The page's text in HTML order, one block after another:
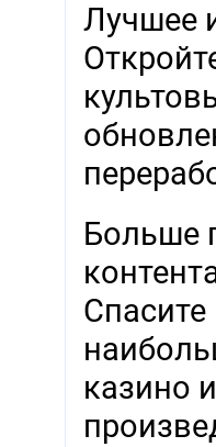
Лучшее
Больше
казино